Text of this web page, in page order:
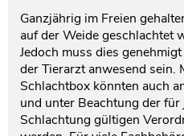
Ganzjährig im Freien
auf der Weide geschlachtet
Jedoch muss dies
der Tierarzt anwesend sein.
Schlachtbox könnten auch
und unter Beachtung der
Schlachtung gültigen